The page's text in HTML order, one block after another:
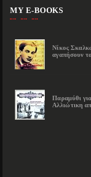
MY E-BOOKS
Νίκος
αγαπήσουν
Παραμύθι
Αλλιώτικη